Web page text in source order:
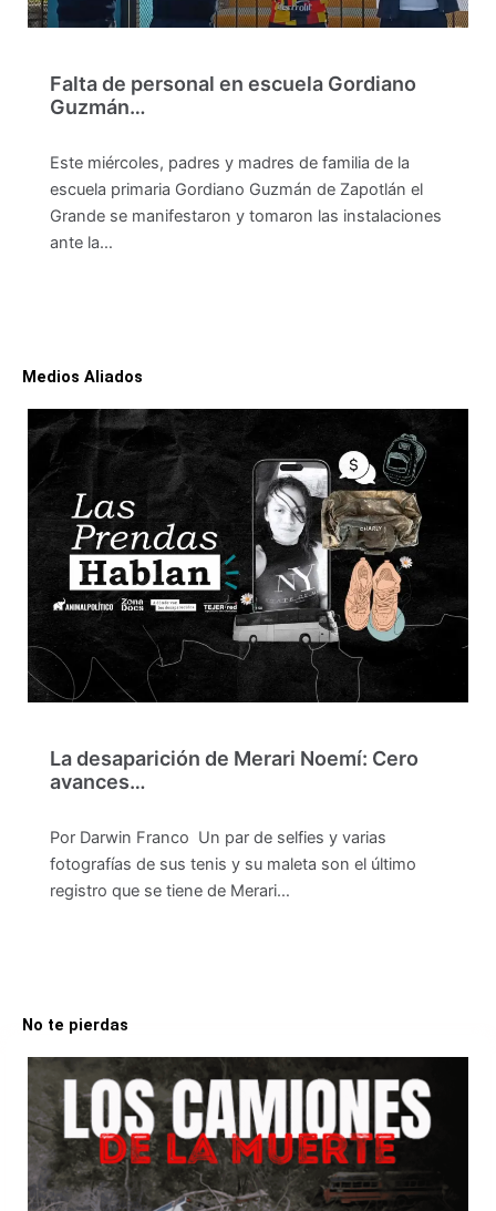
Falta de personal en escuela Gordiano
Guzmán…
Este miércoles, padres y madres de familia de la
escuela primaria Gordiano Guzmán de Zapotlán el
Grande se manifestaron y tomaron las instalaciones
ante la…
Medios Aliados
La desaparición de Merari Noemí: Cero
avances…
Por Darwin Franco Un par de selfies y varias
fotografías de sus tenis y su maleta son el último
registro que se tiene de Merari…
No te pierdas